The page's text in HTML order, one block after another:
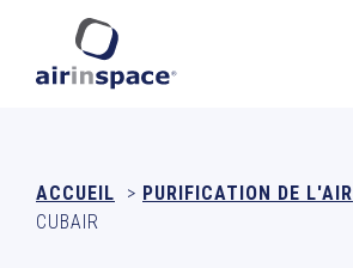
ACCUEIL > PURIFICATION DE L'AIR
CUBAIR